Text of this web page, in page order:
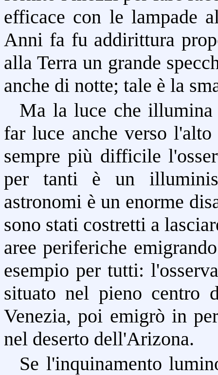
efficace con le lampade
Anni fa fu addirittura
alla Terra un grande
anche di notte; tale è la
Ma la luce che
far luce anche verso
sempre più difficile
per tanti è un
astronomi è un enorme
sono stati costretti a
aree periferiche
esempio per tutti:
situato nel pieno centro
Venezia, poi emigrò in
nel deserto dell'Arizona.
Se l'inquinamento